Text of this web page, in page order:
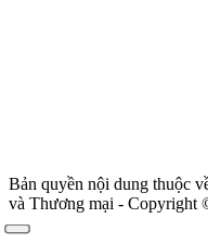
Bản quyền nội dung thuộc
và Thương mại - Copyright